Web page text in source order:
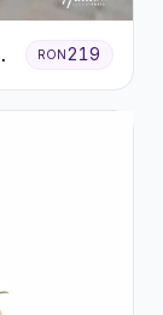
RON219